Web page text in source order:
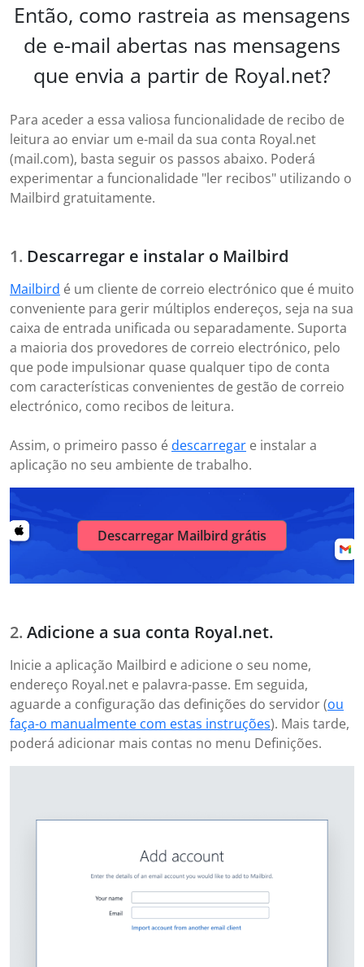
Então, como rastreia as mensagens
de e-mail abertas nas mensagens
que envia a partir de Royal.net?
Para aceder a essa valiosa funcionalidade de recibo de
leitura ao enviar um e-mail da sua conta Royal.net
(mail.com), basta seguir os passos abaixo. Poderá
experimentar a funcionalidade "ler recibos" utilizando o
Mailbird gratuitamente.
Descarregar e instalar o Mailbird
Mailbird é um cliente de correio electrónico que é muito
conveniente para gerir múltiplos endereços, seja na sua
caixa de entrada unificada ou separadamente. Suporta
a maioria dos provedores de correio electrónico, pelo
que pode impulsionar quase qualquer tipo de conta
com características convenientes de gestão de correio
electrónico, como recibos de leitura.
Assim, o primeiro passo é descarregar e instalar a
aplicação no seu ambiente de trabalho.
Descarregar Mailbird grátis
Adicione a sua conta Royal.net.
Inicie a aplicação Mailbird e adicione o seu nome,
endereço Royal.net e palavra-passe. Em seguida,
aguarde a configuração das definições do servidor (ou
faça-o manualmente com estas instruções). Mais tarde,
poderá adicionar mais contas no menu Definições.